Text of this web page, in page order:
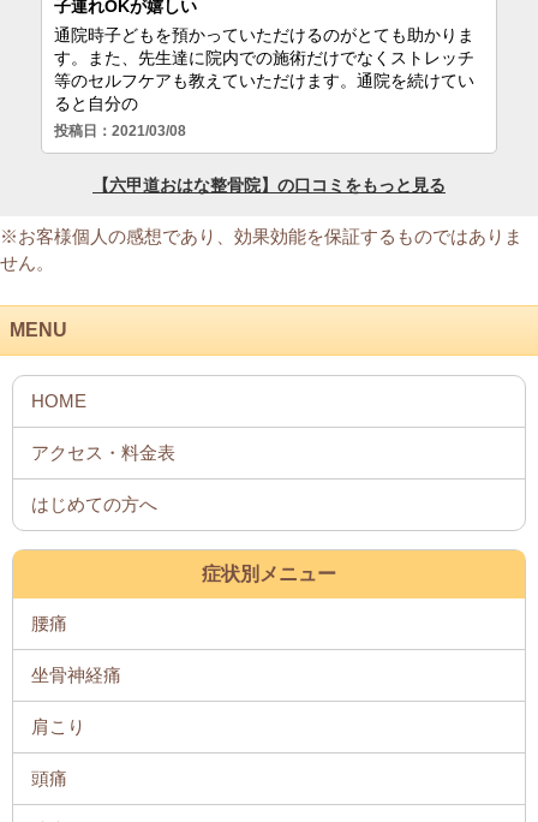
※お客様個人の感想であり、効果効能を保証するものではありま
せん。
MENU
症状別メニュー
腰痛
坐骨神経痛
肩こり
頭痛